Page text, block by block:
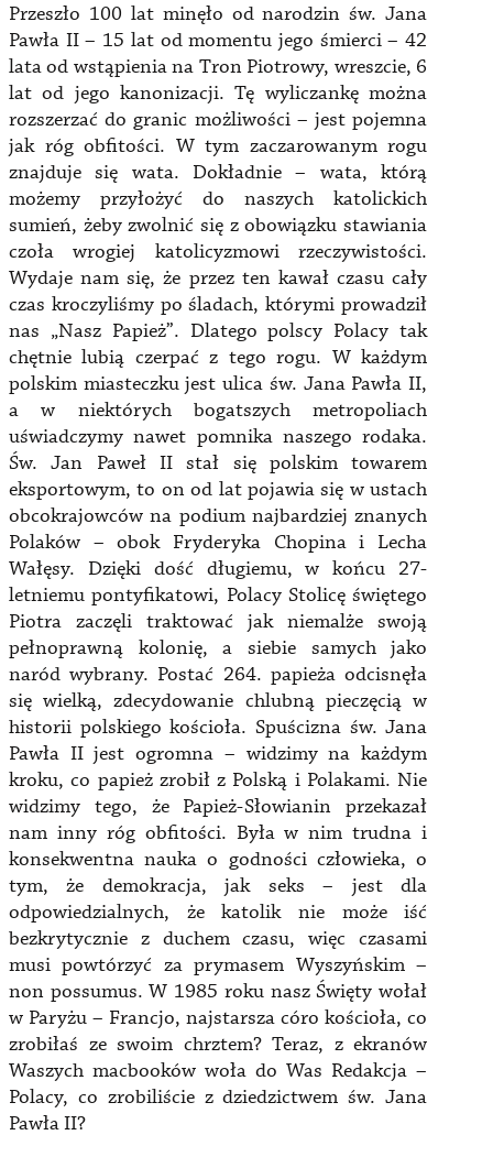
Przeszło 100 lat minęło od narodzin św. Jana
Pawła II – 15 lat od momentu jego śmierci – 42
lata od wstąpienia na Tron Piotrowy, wreszcie, 6
lat od jego kanonizacji. Tę wyliczankę można
rozszerzać do granic możliwości – jest pojemna
jak róg obfitości. W tym zaczarowanym rogu
znajduje się wata. Dokładnie – wata, którą
możemy przyłożyć do naszych katolickich
sumień, żeby zwolnić się z obowiązku stawiania
czoła wrogiej katolicyzmowi rzeczywistości.
Wydaje nam się, że przez ten kawał czasu cały
czas kroczyliśmy po śladach, którymi prowadził
nas „Nasz Papież”. Dlatego polscy Polacy tak
chętnie lubią czerpać z tego rogu. W każdym
polskim miasteczku jest ulica św. Jana Pawła II,
a w niektórych bogatszych metropoliach
uświadczymy nawet pomnika naszego rodaka.
Św. Jan Paweł II stał się polskim towarem
eksportowym, to on od lat pojawia się w ustach
obcokrajowców na podium najbardziej znanych
Polaków – obok Fryderyka Chopina i Lecha
Wałęsy. Dzięki dość długiemu, w końcu 27-
letniemu pontyfikatowi, Polacy Stolicę świętego
Piotra zaczęli traktować jak niemalże swoją
pełnoprawną kolonię, a siebie samych jako
naród wybrany. Postać 264. papieża odcisnęła
się wielką, zdecydowanie chlubną pieczęcią w
historii polskiego kościoła. Spuścizna św. Jana
Pawła II jest ogromna – widzimy na każdym
kroku, co papież zrobił z Polską i Polakami. Nie
widzimy tego, że Papież-Słowianin przekazał
nam inny róg obfitości. Była w nim trudna i
konsekwentna nauka o godności człowieka, o
tym, że demokracja, jak seks – jest dla
odpowiedzialnych, że katolik nie może iść
bezkrytycznie z duchem czasu, więc czasami
musi powtórzyć za prymasem Wyszyńskim –
non possumus. W 1985 roku nasz Święty wołał
w Paryżu – Francjo, najstarsza córo kościoła, co
zrobiłaś ze swoim chrztem? Teraz, z ekranów
Waszych macbooków woła do Was Redakcja –
Polacy, co zrobiliście z dziedzictwem św. Jana
Pawła II?